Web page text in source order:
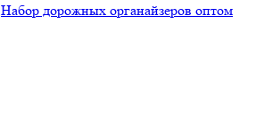
Набор дорожных органайзеров оптом